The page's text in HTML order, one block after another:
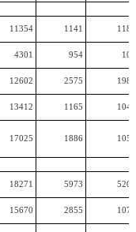
11354 1141 1180
4301 954 101
12602 2575 1981
13412 1165 1047
17025 1886 1054
18271 5973 5208
15670 2855 1078